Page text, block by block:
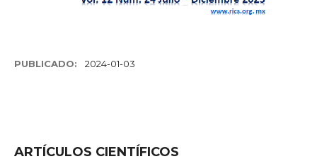
PUBLICADO: 2024-01-03
ARTÍCULOS CIENTÍFICOS